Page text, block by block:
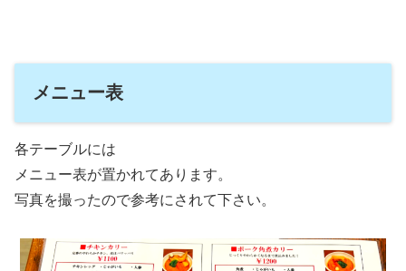
メニュー表
各テーブルには
メニュー表が置かれてあります。
写真を撮ったので参考にされて下さい。